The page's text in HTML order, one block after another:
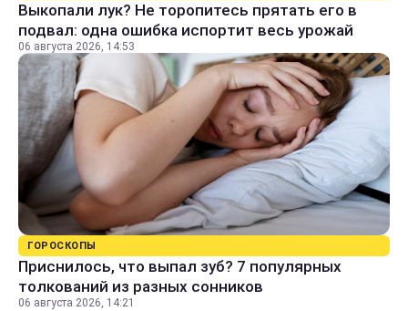
Выкопали лук? Не торопитесь прятать его в
подвал: одна ошибка испортит весь урожай
06 августа 2026, 14:53
ГОРОСКОПЫ
Приснилось, что выпал зуб? 7 популярных
толкований из разных сонников
06 августа 2026, 14:21